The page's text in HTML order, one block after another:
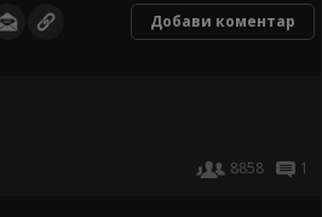
Добави коментар
8858
1